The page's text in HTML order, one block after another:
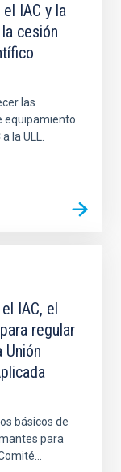
IAC y la
cesión
las
equipamiento
la ULL.
IAC, el
regular
Unión
básicos de
para